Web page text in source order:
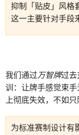
抑制「贴皮」风格
这一主要针对手段
我们通过万智牌过
训：让牌手感觉束
上彻底失效，不如只
为标准赛制设计有